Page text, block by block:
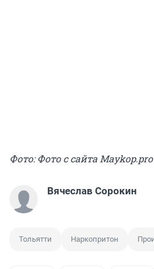
Фото: Фото с сайта Мaykop.pro
Вячеслав Сорокин
Тольятти Наркопритон